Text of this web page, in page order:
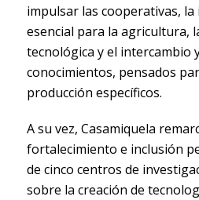
impulsar las cooperativas,
esencial para la agricultura,
tecnológica y el intercambio
conocimientos, pensados
producción específicos.
A su vez, Casamiquela
fortalecimiento e inclusión
de cinco centros de
sobre la creación de